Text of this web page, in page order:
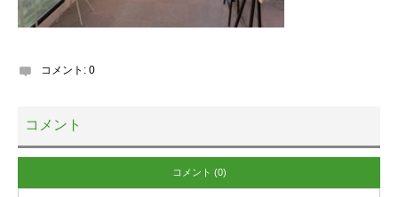
コメント: 0
コメント
コメント (0)